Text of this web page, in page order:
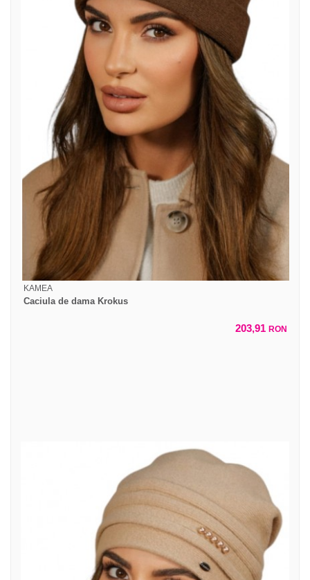
KAMEA
Caciula de dama Krokus
203,91 RON